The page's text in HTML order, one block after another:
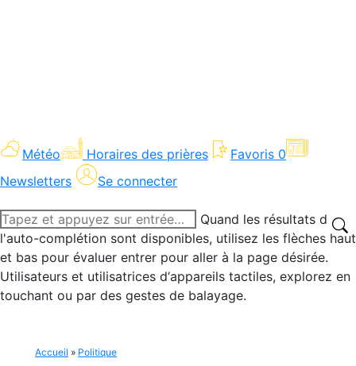
Météo Horaires des prières Favoris 0
Newsletters
Se connecter
Recherche
:
Quand les résultats de
l'auto-complétion sont disponibles, utilisez les flèches haut
et bas pour évaluer entrer pour aller à la page désirée.
Utilisateurs et utilisatrices d‘appareils tactiles, explorez en
touchant ou par des gestes de balayage.
Accueil » Politique